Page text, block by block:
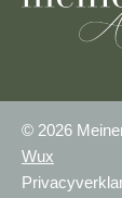
© 2026
Wux